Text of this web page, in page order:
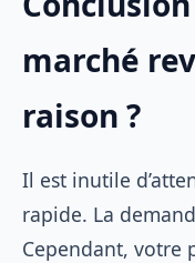
marché
raison ?
Il est inutile
rapide. La
Cependant, votre